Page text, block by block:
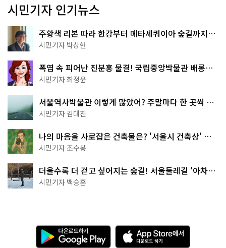
시민기자 인기뉴스
주황색 리본 따라 한강부터 메타세쿼이아 숲길까지…
서울둘레길 15코스
시민기자 박상현
폭염 속 피어난 진분홍 물결! 국립중앙박물관 배롱나
무 명소
시민기자 최정윤
서울역사박물관 이렇게 많았어? 주말마다 한 곳씩 떠
나는 역사 산책
시민기자 김대진
나의 마음을 사로잡은 건축물은? '서울시 건축상' 수
상작 공개!
시민기자 조수봉
더울수록 더 걷고 싶어지는 숲길! 서울둘레길 '아차산
코스'
시민기자 백승훈
다
운
A
p